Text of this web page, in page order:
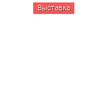
Выставка